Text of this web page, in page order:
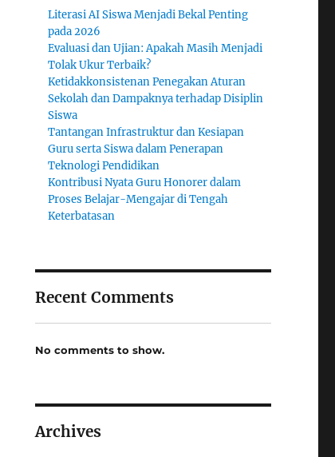
Literasi AI Siswa Menjadi Bekal Penting
pada 2026
Evaluasi dan Ujian: Apakah Masih Menjadi
Tolak Ukur Terbaik?
Ketidakkonsistenan Penegakan Aturan
Sekolah dan Dampaknya terhadap Disiplin
Siswa
Tantangan Infrastruktur dan Kesiapan
Guru serta Siswa dalam Penerapan
Teknologi Pendidikan
Kontribusi Nyata Guru Honorer dalam
Proses Belajar-Mengajar di Tengah
Keterbatasan
Recent Comments
No comments to show.
Archives